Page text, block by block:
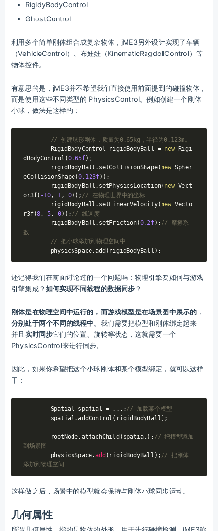
RigidyBodyControl
GhostControl
利用多个简单刚体组合成复杂物体，jME3另外设计实现了车辆
（VehicleControl）、布娃娃（KinematicRagdollControl）等
物体控件。
有意思的是，jME3并不希望我们直接使用前面提到的碰撞物体，
而是使用这些不同类型的 PhysicsControl。例如创建一个刚体
小球，做法是这样的：
// 创建球形刚体，质量为0.65kg，半径为0.123m。
	RigidBodyControl rigidBodyBall =
new Rigi
dBodyControl(0.65f);
	rigidBodyBall.setCollisionShape(
new Spher
eCollisionShape(0.123f));
	rigidBodyBall.setPhysicsLocation(
new Vect
or3f( -10 , 1 , 0)); // 在物理世界中的坐标
	rigidBodyBall.setLinearVelocity(
new Vecto
r3f(8 , 5 , 0)); // 线速度
	rigidBodyBall.setFriction(
0.2f); // 摩擦系
数
// 把小球添加到物理空间中
还记得我们在前面讨论过的一个问题吗：物理引擎要如何与游戏
引擎集成？如何实现不同线程的数据同步 ？
刚体是在物理空间中运行的，而游戏模型是在场景图中展示的，
分别处于两个不同的线程中 。我们需要把模型和刚体绑定起来，
并且 实时同步它们的位置、旋转等状态，这就需要一个
PhysicsControl来进行同步。
因此，如果你希望把这个小球刚体和某个模型绑定，就可以这样
干：
	Spatial spatial = ...;
// 加载某个模型
	rootNode.attachChild(spatial);
// 把模型添加
到场景图
	physicsSpace.
add (rigidBodyBall); // 把刚体
添加到物理空间
这样做之后，场景中的模型就会保持与刚体小球同步运动。
几何属性